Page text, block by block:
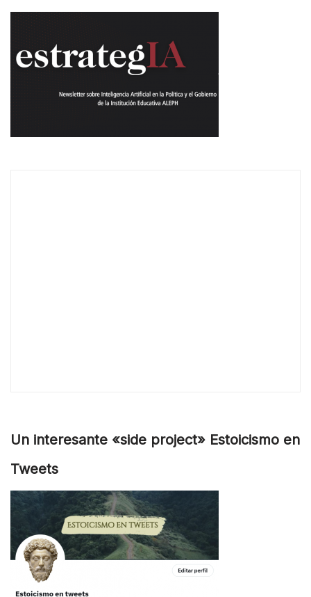
Un interesante «side project» Estoicismo en
Tweets